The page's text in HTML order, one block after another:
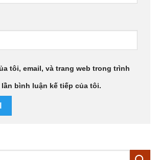
tôi, email, và trang web trong trình
bình luận kế tiếp của tôi.